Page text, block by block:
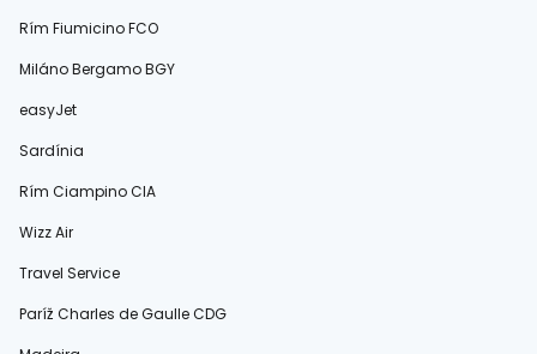
Rím Fiumicino FCO
Miláno Bergamo BGY
easyJet
Sardínia
Rím Ciampino CIA
Wizz Air
Travel Service
Paríž Charles de Gaulle CDG